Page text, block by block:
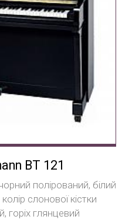
BT 121
полірований, білий
слонової кістки
горіх глянцевий